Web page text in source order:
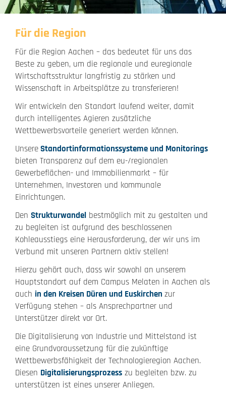
Für die Region
Für die Region Aachen – das bedeutet für uns das
Beste zu geben, um die regionale und euregionale
Wirtschaftsstruktur langfristig zu stärken und
Wissenschaft in Arbeitsplätze zu transferieren!
Wir entwickeln den Standort laufend weiter, damit
durch intelligentes Agieren zusätzliche
Wettbewerbsvorteile generiert werden können.
UnsereStandortinformationssysteme und Monitorings
bieten Transparenz auf dem eu-/regionalen
Gewerbeflächen- und Immobilienmarkt – für
Unternehmen, Investoren und kommunale
Einrichtungen.
Den Strukturwandel bestmöglich mit zu gestalten und
zu begleiten ist aufgrund des beschlossenen
Kohleausstiegs eine Herausforderung, der wir uns im
Verbund mit unseren Partnern aktiv stellen!
Hierzu gehört auch, dass wir sowohl an unserem
Hauptstandort auf dem Campus Melaten in Aachen als
auch in den Kreisen Düren und Euskirchen zur
Verfügung stehen – als Ansprechpartner und
Unterstützer direkt vor Ort.
Die Digitalisierung von Industrie und Mittelstand ist
eine Grundvoraussetzung für die zukünftige
Wettbewerbsfähigkeit der Technologieregion Aachen.
Diesen Digitalisierungsprozess zu begleiten bzw. zu
unterstützen ist eines unserer Anliegen.